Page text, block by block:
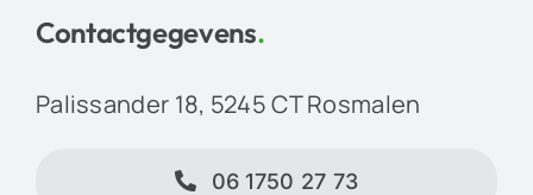
Contactgegevens.
Palissander 18, 5245 CT Rosmalen
06 1750 27 73